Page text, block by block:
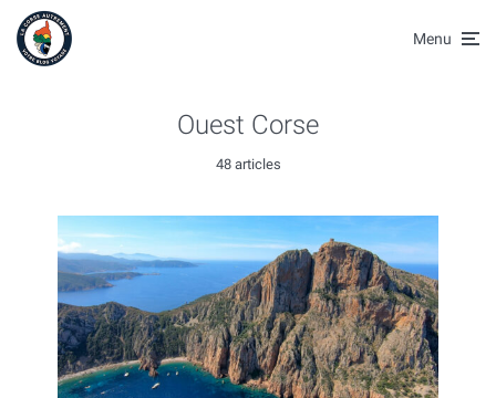
Menu
Ouest Corse
48 articles